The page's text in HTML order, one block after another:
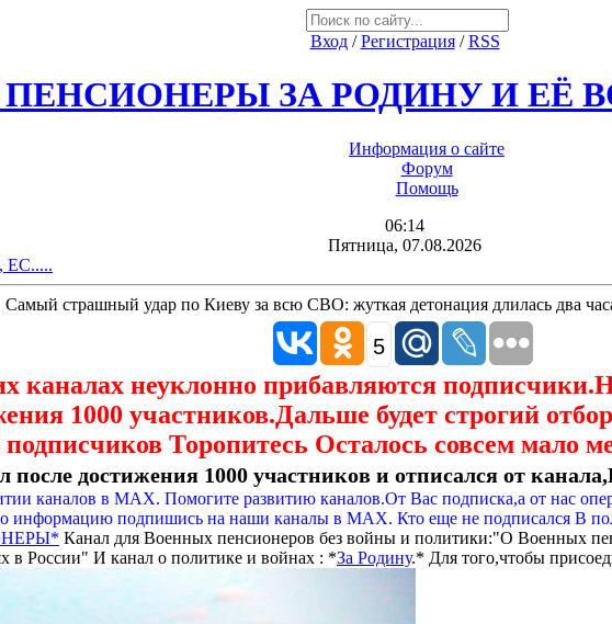
Вход/Регистрация/RSS
ЗА РОДИНУ И ЕЁ
Информация о сайте
Форум
Помощь
06:14
Пятница, 07.08.2026
ЕС.....
Самый страшный удар по Киеву за всю СВО: жуткая детонация длилась два
5
каналах неуклонно прибавляются
1000 участников.Дальше будет строгий
Торопитесь Осталось совсем мало
после достижения 1000 участников и отписался от
каналов в МАХ. Помогите развитию каналов.От Вас подписка,а от нас
информацию подпишись на наши каналы в МАХ. Кто еще не подписался В
Канал для Военных пенсионеров без войны и политики:"О Военных
в России" И канал о политике и войнах : *За Родину.* Для того,чтобы